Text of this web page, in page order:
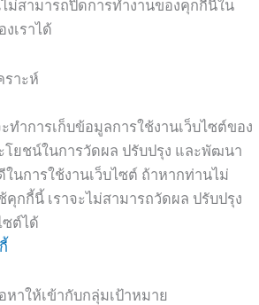
ม่สามารถปิดการทำงานของคุกกี้นี้ใน
เราได้
ราะห์
ทำการเก็บข้อมูลการใช้งานเว็บไซต์ของ
โยชน์ในการวัดผล ปรับปรุง และพัฒนา
นการใช้งานเว็บไซต์ ถ้าหากท่านไม่
คุกกี้นี้ เราจะไม่สามารถวัดผล ปรับปรุง
ต์ได้
หาให้เข้ากับกลุ่มเป้าหมาย